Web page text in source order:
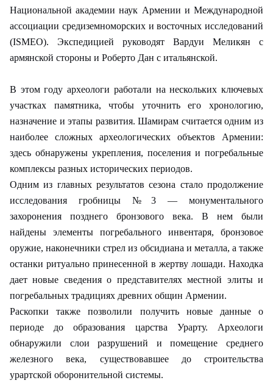
Национальной академии наук Армении и Международной
ассоциации средиземноморских и восточных исследований
(ISMEO). Экспедицией руководят Вардуи Меликян с
армянской стороны и Роберто Дан с итальянской.
В этом году археологи работали на нескольких ключевых
участках памятника, чтобы уточнить его хронологию,
назначение и этапы развития. Шамирам считается одним из
наиболее сложных археологических объектов Армении:
здесь обнаружены укрепления, поселения и погребальные
комплексы разных исторических периодов.
Одним из главных результатов сезона стало продолжение
исследования гробницы №3 — монументального
захоронения позднего бронзового века. В нем были
найдены элементы погребального инвентаря, бронзовое
оружие, наконечники стрел из обсидиана и металла, а также
останки ритуально принесенной в жертву лошади. Находка
дает новые сведения о представителях местной элиты и
погребальных традициях древних общин Армении.
Раскопки также позволили получить новые данные о
периоде до образования царства Урарту. Археологи
обнаружили слои разрушений и помещение среднего
железного века, существовавшее до строительства
урартской оборонительной системы.